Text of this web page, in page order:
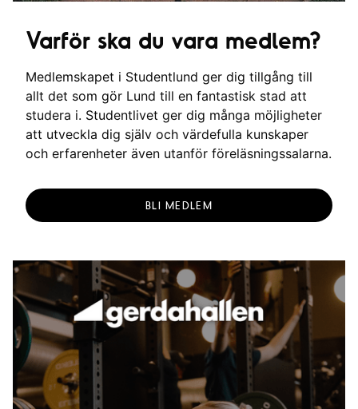
Varför ska du vara medlem?
Medlemskapet i Studentlund ger dig tillgång till
allt det som gör Lund till en fantastisk stad att
studera i. Studentlivet ger dig många möjligheter
att utveckla dig själv och värdefulla kunskaper
och erfarenheter även utanför föreläsningssalarna.
BLI MEDLEM